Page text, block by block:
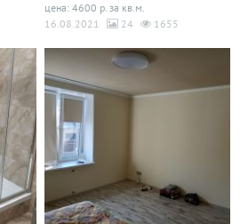
цена: 4600 р. за кв.м.
16.08.2021
24 1655